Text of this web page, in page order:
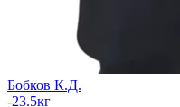
Бобков К.Д.
-23.5кг